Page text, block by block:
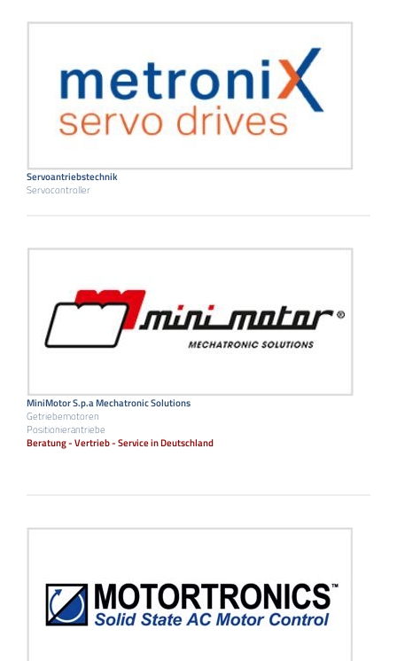
Servoantriebstechnik
Servocontroller
MiniMotor S.p.a Mechatronic Solutions
Getriebemotoren
Positionierantriebe
Beratung - Vertrieb - Service in Deutschland